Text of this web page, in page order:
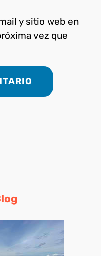
y sitio web en
vez que